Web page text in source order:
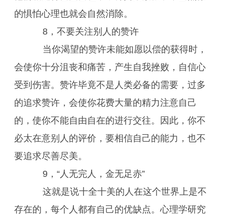
的惧怕心理也就会自然消除。
8，不要关注别人的赞许
当你渴望的赞许未能如愿以偿的获得时，
会使你十分沮丧和痛苦，产生自我挫败，自信心
受到伤害。赞许毕竟不是人类必备的需要，过多
的追求赞许，会使你花费大量的精力注意自己
的，使你不能自由自在的进行交往。因此，你不
必太在意别人的评价，要相信自己的能力，也不
要追求尽善尽美。
9，“人无完人，金无足赤”
这就是说十全十美的人在这个世界上是不
存在的，每个人都有自己的优缺点。心理学研究